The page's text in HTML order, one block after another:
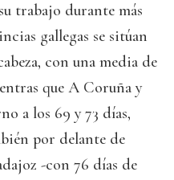
trabajo durante más
gallegas se sitúan
con una media de
que A Coruña y
a los 69 y 73 días,
por delante de
-con 76 días de